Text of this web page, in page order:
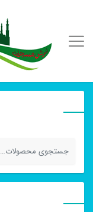
جستجو